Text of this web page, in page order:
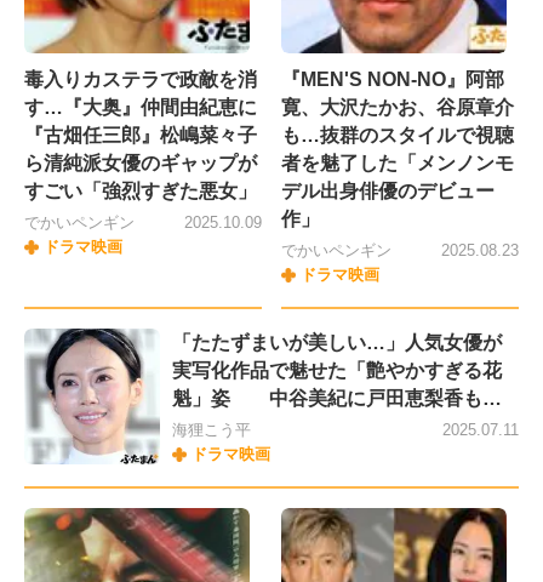
毒入りカステラで政敵を消
す…『大奥』仲間由紀恵に
『古畑任三郎』松嶋菜々子
ら清純派女優のギャップが
すごい「強烈すぎた悪女」
でかいペンギン
ドラマ映画
2025.10.09
『MEN'S NON-NO』阿部
寛、大沢たかお、谷原章介
も…抜群のスタイルで視聴
者を魅了した「メンノンモ
デル出身俳優のデビュー
作」
でかいペンギン
ドラマ映画
2025.08.23
「たたずまいが美しい…」人気女優が
実写化作品で魅せた「艶やかすぎる花
魁」姿 中谷美紀に戸田恵梨香も…
海狸こう平
ドラマ映画
2025.07.11